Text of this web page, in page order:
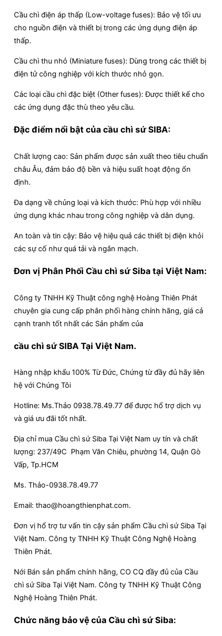
Cầu chì điện áp thấp (Low-voltage fuses): Bảo vệ tối ưu
cho nguồn điện và thiết bị trong các ứng dụng điện áp
thấp.
Cầu chì thu nhỏ (Miniature fuses): Dùng trong các thiết bị
điện tử công nghiệp với kích thước nhỏ gọn.
Các loại cầu chì đặc biệt (Other fuses): Được thiết kế cho
các ứng dụng đặc thù theo yêu cầu.
Đặc điểm nổi bật của cầu chì sứ SIBA:
Chất lượng cao: Sản phẩm được sản xuất theo tiêu chuẩn
châu Âu, đảm bảo độ bền và hiệu suất hoạt động ổn
định.
Đa dạng về chủng loại và kích thước: Phù hợp với nhiều
ứng dụng khác nhau trong công nghiệp và dân dụng.
An toàn và tin cậy: Bảo vệ hiệu quả các thiết bị điện khỏi
các sự cố như quá tải và ngắn mạch.
Đơn vị Phân Phối Cầu chì sứ Siba tại Việt Nam:
Công ty TNHH Kỹ Thuật công nghệ Hoàng Thiên Phát
chuyên gia cung cấp phân phối hàng chính hãng, giá cả
cạnh tranh tốt nhất các Sản phẩm của
cầu chì sứ SIBA Tại Việt Nam.
Hàng nhập khẩu 100% Từ Đức, Chứng từ đầy đủ hãy liên
hệ với Chúng Tôi
Hotline: Ms.Thảo 0938.78.49.77 để được hổ trợ dịch vụ
và giá ưu đãi tốt nhất.
Địa chỉ mua Cầu chì sứ Siba Tại Việt Nam uy tín và chất
lượng: 237/49C Phạm Văn Chiêu, phường 14, Quận Gò
Vấp, Tp.HCM
Ms. Thảo-0938.78.49.77
Email: thao@hoangthienphat.com.
Đơn vị hổ trợ tư vấn tin cậy sản phẩm Cầu chì sứ Siba Tại
Việt Nam. Công ty TNHH Kỹ Thuật Công Nghệ Hoàng
Thiên Phát.
Nới Bán sản phẩm chính hãng, CO CQ đầy đủ của Cầu
chì sứ Siba Tại Việt Nam. Công ty TNHH Kỹ Thuật Công
Nghệ Hoàng Thiên Phát.
Chức năng bảo vệ của Cầu chì sứ Siba: